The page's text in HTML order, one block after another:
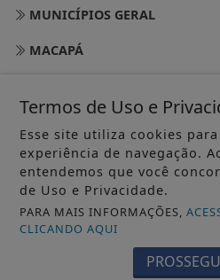
MUNICÍPIOS GERAL
MACAPÁ
OIAPOQUE
MAZAGÃO
PORTO GRANDE
TARTARUGALZINHO
Termos de Uso e
Esse site utiliza cookies
experiência de navegação.
entendemos que você
de Uso e Privacidade.
PARA MAIS INFORMAÇÕES,
CLICANDO AQUI